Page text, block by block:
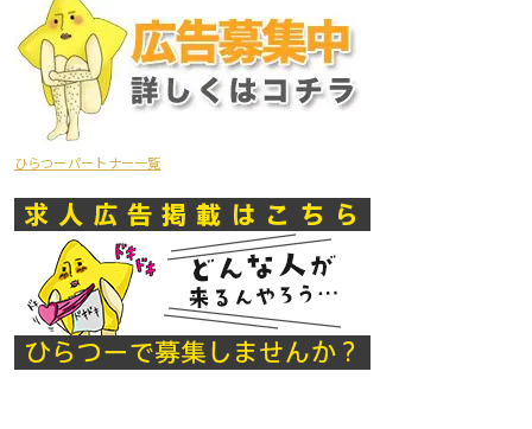
ひらつーパートナー一覧